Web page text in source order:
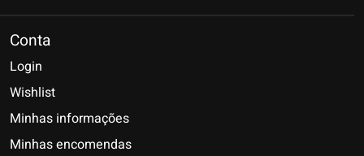
Conta
Login
Wishlist
Minhas informações
Minhas encomendas